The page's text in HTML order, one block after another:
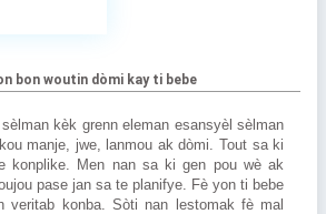
bon woutin dòmi kay ti bebe
kèk grenn eleman esansyèl sèlman
manje, jwe, lanmou ak dòmi. Tout sa ki
konplike. Men nan sa ki gen pou wè ak
pase jan sa te planifye. Fè yon ti bebe
veritab konba. Sòti nan lestomak fè mal